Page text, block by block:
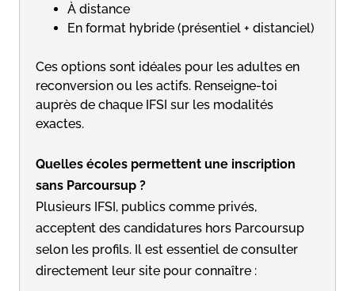
À distance
En format hybride (présentiel + distanciel)
Ces options sont idéales pour les adultes en
reconversion ou les actifs. Renseigne-toi
auprès de chaque IFSI sur les modalités
exactes.
Quelles écoles permettent une inscription
sans Parcoursup ?
Plusieurs IFSI, publics comme privés,
acceptent des candidatures hors Parcoursup
selon les profils. Il est essentiel de consulter
directement leur site pour connaître :